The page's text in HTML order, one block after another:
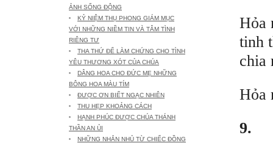
ẢNH SỐNG ĐỘNG
KỶ NIỆM THỤ PHONG GIÁM MỤC
VỚI NHỮNG NIỀM TIN VÀ TÂM TÌNH
RIÊNG TƯ
THA THỨ ĐỂ LÀM CHỨNG CHO TÌNH
YÊU THƯƠNG XÓT CỦA CHÚA
DÂNG HOA CHO ĐỨC MẸ NHỮNG
BÔNG HOA MÀU TÍM
ĐƯỢC ƠN BIẾT NGẠC NHIÊN
THU HẸP KHOẢNG CÁCH
HẠNH PHÚC ĐƯỢC CHÚA THÁNH
THẦN AN ỦI
NHỮNG NHẮN NHỦ TỪ CHIẾC ĐỒNG
Hỏa
tinh
chia
Hỏa
9.